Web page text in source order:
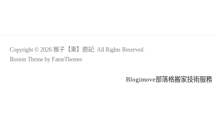
Copyright © 2026 猴子【東】遊記. All Rights Reserved.
Boston Theme by FameThemes
Blogimove部落格搬家技術服務